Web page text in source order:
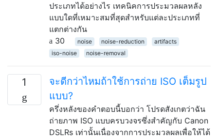
ประเภทได้อย่างไร เทคนิคการประมวลผลหลัง
แบบใดที่เหมาะสมที่สุดสำหรับแต่ละประเภทที่
แตกต่างกัน
30
noise noise-reduction
artifacts
iso-noise
noise-removal
1
จะดีกว่าไหมถ้าใช้การถ่าย ISO เต็มรูป
แบบ?
ครึ่งหลังของคำตอบนี้บอกว่า โปรดสังเกตว่าฉัน
ถ่ายภาพ ISO แบบครบวงจรซึ่งสำคัญกับ Canon
DSLRs เท่านั้นเนื่องจากการประมวลผลเพื่อให้ได้